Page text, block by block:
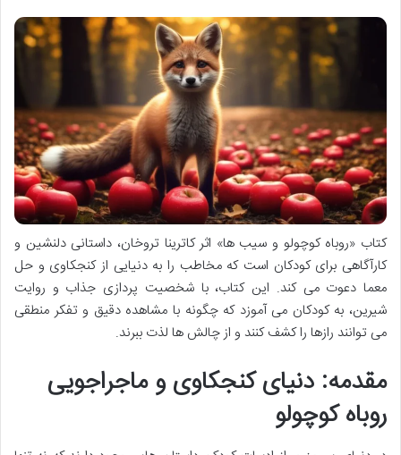
کتاب «روباه کوچولو و سیب ها» اثر کاترینا تروخان، داستانی دلنشین و
کارآگاهی برای کودکان است که مخاطب را به دنیایی از کنجکاوی و حل
معما دعوت می کند. این کتاب، با شخصیت پردازی جذاب و روایت
شیرین، به کودکان می آموزد که چگونه با مشاهده دقیق و تفکر منطقی
می توانند رازها را کشف کنند و از چالش ها لذت ببرند.
مقدمه: دنیای کنجکاوی و ماجراجویی
روباه کوچولو